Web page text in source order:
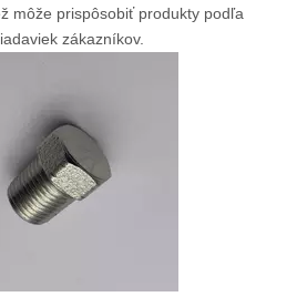
môže prispôsobiť produkty podľa
zákazníkov.